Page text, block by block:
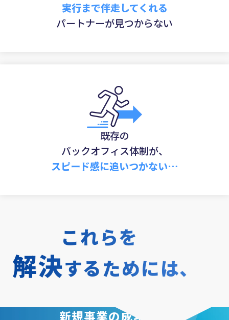
実行まで伴走してくれる
パートナーが見つからない
既存の
バックオフィス体制が、
スピード感に追いつかない…
これらを
解決するためには、
新規事業の成功に、